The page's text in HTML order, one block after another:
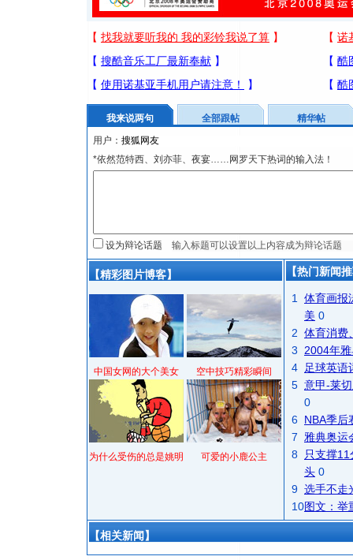
我来说两句 全部跟帖
精华帖
用户：
*依然范特西、刘亦菲、夜宴……网罗天下热词的输入法！
设为辩论话题
【精彩图片博客】
中国女网的大个美女 空中技巧精彩瞬间
为什么受伤的总是姚明 可爱的小鹿公主
【热门新闻
1
体育画报
美 0
2 体育消费
3
2004年
4
足球英语
5 意甲-莱
0
6 NBA季后
7
雅典奥运
8
只支撑
头 0
9 选手不走
10图文：举
【相关新闻】